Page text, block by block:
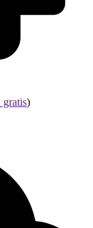
gratis)